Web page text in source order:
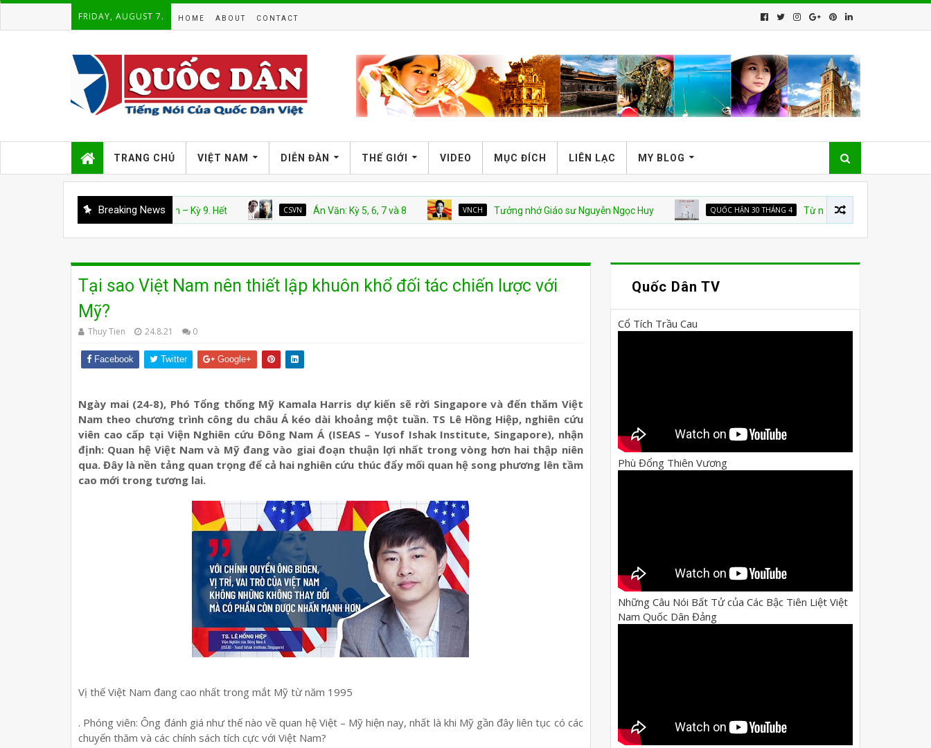
FRIDAY, AUGUST 7. HOME ABOUT CONTACT
TRANG CHỦ VIỆT NAM DIỄN ĐÀN THẾ GIỚI VIDEO MỤC ĐÍCH LIÊN LẠC MY BLOG
Breaking News
CSVN Án văn – Kỳ 9. Hết CSVN Án Văn: Kỳ 5, 6, 7 và 8 VNCH Tưởng nhớ Giáo sư Nguyễn Ngọc Huy QUỐC HẬN 30 THÁNG 4 Từ nhà tù đến “TỔ QUỐC TRĂM NĂM”
Tại sao Việt Nam nên thiết lập khuôn khổ đối tác chiến lược với
Mỹ?
Thuy Tien 24.8.21 0
Facebook Twitter Google+
Ngày mai (24-8), Phó Tổng thống Mỹ Kamala Harris dự kiến sẽ rời Singapore và đến thăm Việt
Nam theo chương trình công du châu Á kéo dài khoảng một tuần. TS Lê Hồng Hiệp, nghiên cứu
viên cao cấp tại Viện Nghiên cứu Đông Nam Á (ISEAS – Yusof Ishak Institute, Singapore), nhận
định: Quan hệ Việt Nam và Mỹ đang vào giai đoạn thuận lợi nhất trong vòng hơn hai thập niên
qua. Đây là nền tảng quan trọng để cả hai nghiên cứu thúc đẩy mối quan hệ song phương lên tầm
cao mới trong tương lai.
Vị thế Việt Nam đang cao nhất trong mắt Mỹ từ năm 1995
. Phóng viên: Ông đánh giá như thế nào về quan hệ Việt – Mỹ hiện nay, nhất là khi Mỹ gần đây liên tục có các
chuyến thăm và các chính sách tích cực với Việt Nam?
Quốc Dân TV
Cổ Tích Trầu Cau
Phù Đổng Thiên Vương
Những Câu Nói Bất Tử của Các Bậc Tiên Liệt Việt
Nam Quốc Dân Đảng